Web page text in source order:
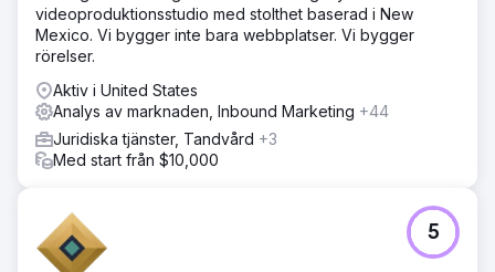
Lösning
Anchour gav fullservicesupport, inklusive
varumärkesstrategi, webbdesign, medieplanering, kreativ
utveckling och marknadsföring via sökmotorer. Efter
granskning av Waldens webbplats, kommunikation och
medlemsbas identifierade Anchour viktiga
förbättringsområden. De levererade tillgångar som
varumärkesriktlinjer, innehåll i sociala medier, e-
Waldens team, med hjälp av Slack och
projektledningsverktyg för sömlöst utförande.
videoproduktionsstudio med stolthet baserad i New
Mexico. Vi bygger inte bara webbplatser. Vi bygger
rörelser.
Aktiv i United States
Analys av marknaden, Inbound Marketing +44
Juridiska tjänster, Tandvård +3
Med start från $10,000
5